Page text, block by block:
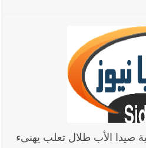
صيدا الأب طلال تعلب يهنىء